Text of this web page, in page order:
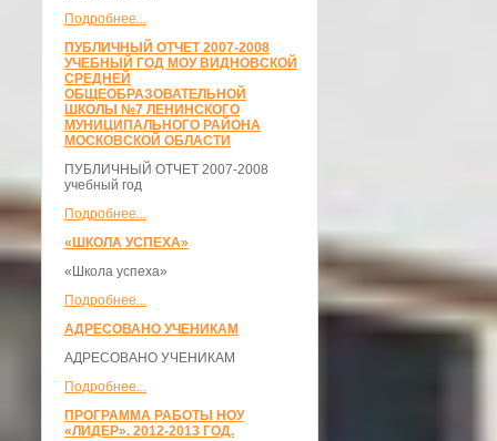
Подробнее...
ПУБЛИЧНЫЙ ОТЧЕТ 2007-2008
УЧЕБНЫЙ ГОД МОУ ВИДНОВСКОЙ
СРЕДНЕЙ
ОБЩЕОБРАЗОВАТЕЛЬНОЙ
ШКОЛЫ №7 ЛЕНИНСКОГО
МУНИЦИПАЛЬНОГО РАЙОНА
МОСКОВСКОЙ ОБЛАСТИ
ПУБЛИЧНЫЙ ОТЧЕТ 2007-2008
учебный год
Подробнее...
«ШКОЛА УСПЕХА»
«Школа успеха»
Подробнее...
АДРЕСОВАНО УЧЕНИКАМ
АДРЕСОВАНО УЧЕНИКАМ
Подробнее...
ПРОГРАММА РАБОТЫ НОУ
«ЛИДЕР». 2012-2013 ГОД.